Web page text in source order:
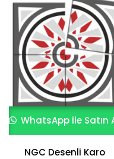
WhatsApp ile Satın
NGC Desenli Karo